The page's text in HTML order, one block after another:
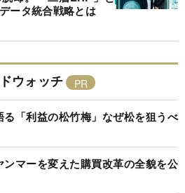
ータ統合戦略とは
ウォッチ
「利益の松竹梅」なぜ松を狙うべ
マーを変えた購買改革の全貌を公